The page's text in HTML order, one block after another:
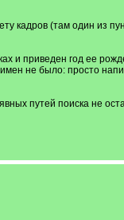
кадров (там один из
и приведен год ее
не было: просто
путей поиска не